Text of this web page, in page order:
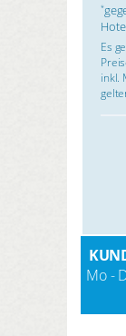
*
Hotel
Es
inkl.
Mo -